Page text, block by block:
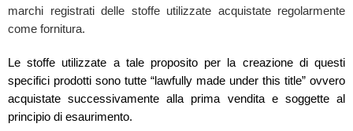
marchi registrati delle stoffe utilizzate acquistate regolarmente
come fornitura.
Le stoffe utilizzate a tale proposito per la creazione di questi
specifici prodotti sono tutte “lawfully made under this title” ovvero
acquistate successivamente alla prima vendita e soggette al
principio di esaurimento.